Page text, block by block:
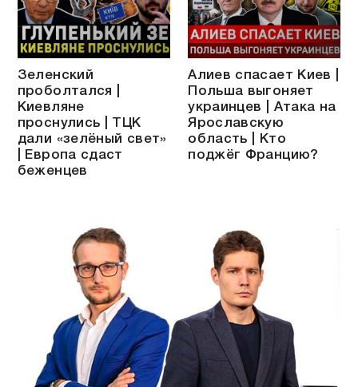
Зеленский
проболтался |
Киевляне
проснулись | ТЦК
дали «зелёный свет»
| Европа сдаст
беженцев
Алиев спасает Киев |
Польша выгоняет
украинцев | Атака на
Ярославскую
область | Кто
поджёг Францию?